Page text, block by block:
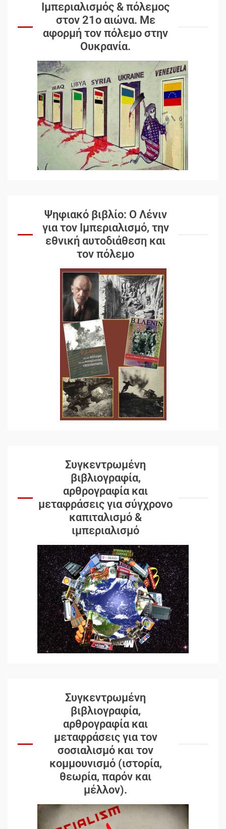
Ιμπεριαλισμός & πόλεμος
στον 21ο αιώνα. Mε
αφορμή τον πόλεμο στην
Ουκρανία.
Ψηφιακό βιβλίο: Ο Λένιν
για τον Ιμπεριαλισμό, την
εθνική αυτοδιάθεση και
τον πόλεμο
Συγκεντρωμένη
βιβλιογραφία,
αρθρογραφία και
μεταφράσεις για σύγχρονο
καπιταλισμό &
ιμπεριαλισμό
Συγκεντρωμένη
βιβλιογραφία,
αρθρογραφία και
μεταφράσεις για τον
σοσιαλισμό και τον
κομμουνισμό (ιστορία,
θεωρία, παρόν και
μέλλον).
Δωρεάν βιβλίο από το